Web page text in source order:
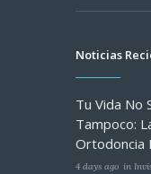
Noticias
Tu Vida No
Tampoco:
Ortodoncia
4 days ago in